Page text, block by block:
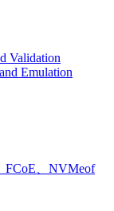
Validation
Emulation
FCoE、NVMeof